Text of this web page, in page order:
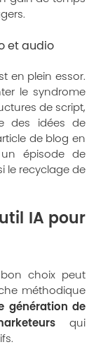
et audio
en plein essor.
le syndrome
de script,
des idées de
de blog en
épisode de
le recyclage de
IA pour
choix peut
méthodique
génération de
qui